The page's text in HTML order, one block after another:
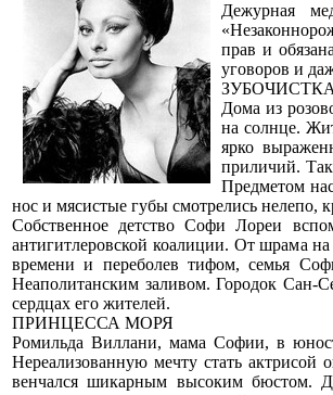
Дежурная
прав и
уговоров и
ЗУБОЧИСТКА
Дома из
на солнце.
ярко
приличий.
Предметом
нос и мясистые губы смотрелись нелепо,
Собственное детство Софи Лореи
антигитлеровской коалиции. От шрама
времени и переболев тифом, семья
Неаполитанским заливом. Городок Сан-
сердцах его жителей.
ПРИНЦЕССА МОРЯ
Ромильда Виллани, мама Софии, в
Нереализованную мечту стать
венчался шикарным высоким бюстом.